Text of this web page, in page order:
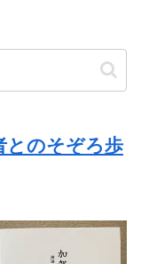
とのそぞろ歩